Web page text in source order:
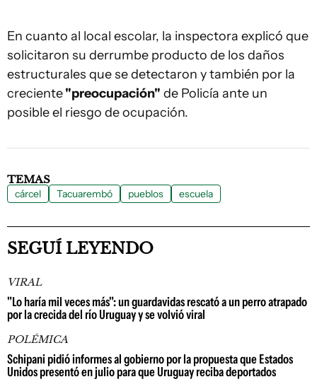
En cuanto al local escolar, la inspectora explicó que
solicitaron su derrumbe producto de los daños
estructurales que se detectaron y también por la
creciente"preocupación" de Policía ante un
posible el riesgo de ocupación.
TEMAS
cárcel Tacuarembó pueblos escuela
SEGUÍ LEYENDO
VIRAL
"Lo haría mil veces más": un guardavidas rescató a un perro atrapado
por la crecida del río Uruguay y se volvió viral
POLÉMICA
Schipani pidió informes al gobierno por la propuesta que Estados
Unidos presentó en julio para que Uruguay reciba deportados